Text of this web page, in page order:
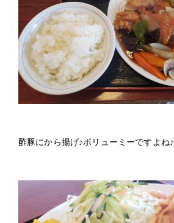
酢豚にから揚げ♪ボリューミーですよね♪